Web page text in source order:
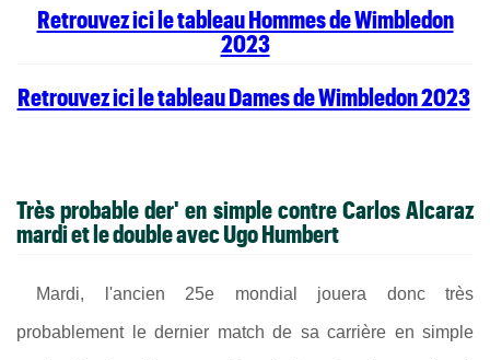
Retrouvez ici le tableau Hommes de Wimbledon
2023
Retrouvez ici le tableau Dames de Wimbledon 2023
Très probable der' en simple contre Carlos Alcaraz
mardi et le double avec Ugo Humbert
Mardi, l'ancien 25e mondial jouera donc très
probablement le dernier match de sa carrière en simple